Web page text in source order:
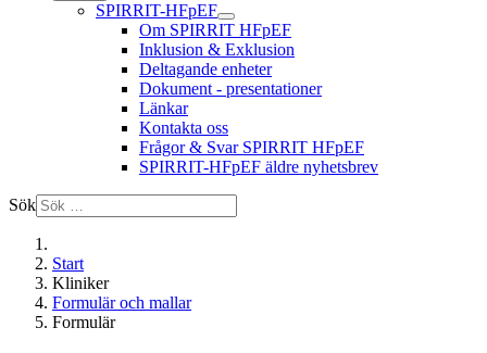
SPIRRIT-HFpEF
Om SPIRRIT HFpEF
Inklusion & Exklusion
Deltagande enheter
Dokument - presentationer
Länkar
Kontakta oss
Frågor & Svar SPIRRIT HFpEF
SPIRRIT-HFpEF äldre nyhetsbrev
Sök
Start
Kliniker
Formulär och mallar
Formulär